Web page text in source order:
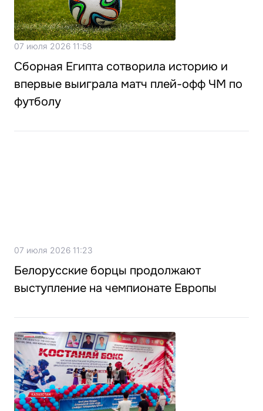
07 июля 2026 11:58
Сборная Египта сотворила историю и
впервые выиграла матч плей-офф ЧМ по
футболу
07 июля 2026 11:23
Белорусские борцы продолжают
выступление на чемпионате Европы